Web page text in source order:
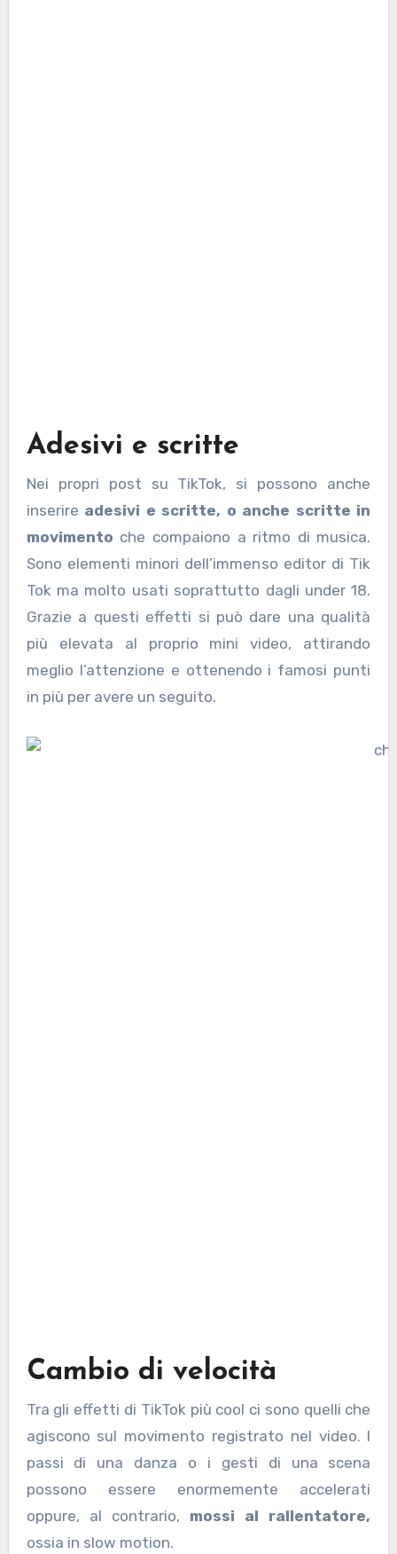
Adesivi e scritte
Nei propri post su TikTok, si possono anche
inserire adesivi e scritte, o anche scritte in
movimento che compaiono a ritmo di musica.
Sono elementi minori dell’immenso editor di Tik
Tok ma molto usati soprattutto dagli under 18.
Grazie a questi effetti si può dare una qualità
più elevata al proprio mini video, attirando
meglio l’attenzione e ottenendo i famosi punti
in più per avere un seguito.
Cambio di velocità
Tra gli effetti di TikTok più cool ci sono quelli che
agiscono sul movimento registrato nel video. I
passi di una danza o i gesti di una scena
possono essere enormemente accelerati
oppure, al contrario, mossi al rallentatore,
ossia in slow motion.